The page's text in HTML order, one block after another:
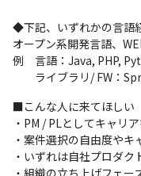
◆下記、いずれかの言語
オープン系開発言語、
例　言語：Java, PHP,
ライブラリ/ FW：
■こんな人に来てほしい
・PM / PLとしてキャリ
・案件選択の自由度や
・いずれは自社プロダク
・組織の立ち上げフェー